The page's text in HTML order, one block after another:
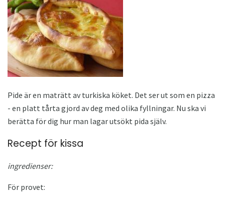
Pide är en maträtt av turkiska köket. Det ser ut som en pizza
- en platt tårta gjord av deg med olika fyllningar. Nu ska vi
berätta för dig hur man lagar utsökt pida själv.
Recept för kissa
ingredienser:
För provet: